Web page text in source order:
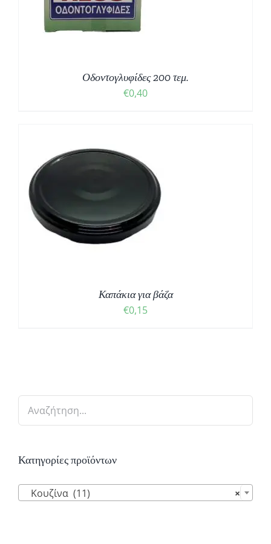
Οδοντογλυφίδες 200 τεμ.
€0,40
Καπάκια για βάζα
€0,15
Κατηγορίες προϊόντων
×
Κουζίνα (11)